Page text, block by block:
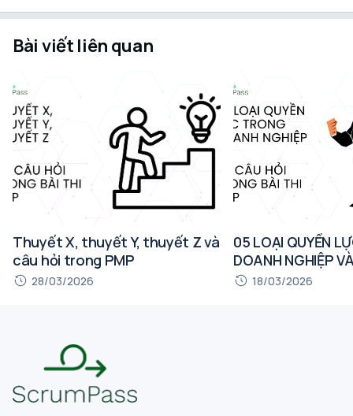
Bài viết liên quan
Thuyết X, thuyết Y, thuyết Z và
câu hỏi trong PMP
28/03/2026
05 LOẠI QUYỀN
DOANH NGHIỆP
TRONG BÀI THI
18/03/2026